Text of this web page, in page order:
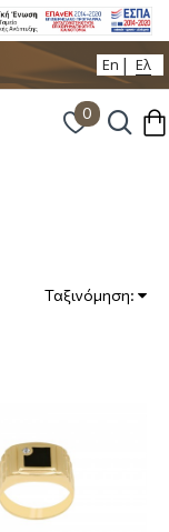
En Ελ
0
Ταξινόμηση: